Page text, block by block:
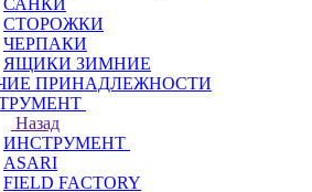
САНКИ
СТОРОЖКИ
ЧЕРПАКИ
ЯЩИКИ ЗИМНИЕ
ПРИНАДЛЕЖНОСТИ
Назад
ИНСТРУМЕНТ
ASARI
FIELD FACTORY